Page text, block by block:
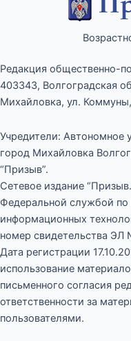
Редакция общественно-
403343, Волгоградская
Михайловка, ул.
Учредители: Автономное
город Михайловка
“Призыв”.
Сетевое издание
Федеральной службой по
информационных
номер свидетельства
Дата регистрации
использование
письменного согласия
ответственности за
пользователями.